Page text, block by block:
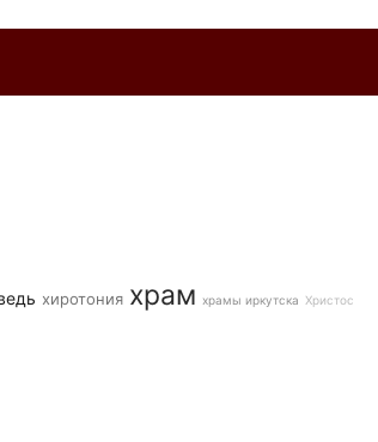
хиротония храм храмы иркутска Христос